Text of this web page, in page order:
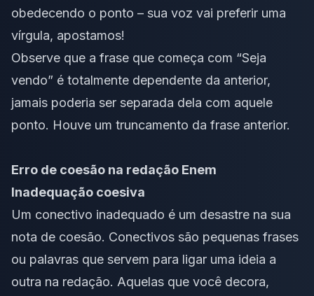
obedecendo o ponto – sua voz vai preferir uma
vírgula, apostamos!
Observe que a frase que começa com “Seja
vendo” é totalmente dependente da anterior,
jamais poderia ser separada dela com aquele
ponto. Houve um truncamento da frase anterior.
Erro de coesão na redação Enem
Inadequação coesiva
Um conectivo inadequado é um desastre na sua
nota de coesão. Conectivos são pequenas frases
ou palavras que servem para ligar uma ideia a
outra na redação. Aquelas que você decora,